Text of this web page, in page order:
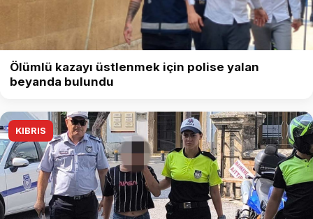
Ölümlü kazayı üstlenmek için polise yalan
beyanda bulundu
KIBRIS